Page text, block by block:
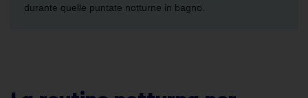
durante quelle puntate notturne in bagno.